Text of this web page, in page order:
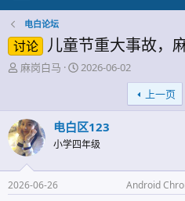
电白论坛
讨论 儿童节重大事故，
主
起
人
麻岗白马
开
间
2026-06-02
上一页
电白区123
小学四年级
2026-06-26 Android